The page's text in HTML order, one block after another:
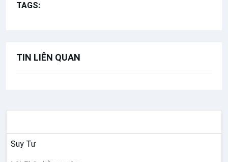
TAGS:
TIN LIÊN QUAN
Suy Tư